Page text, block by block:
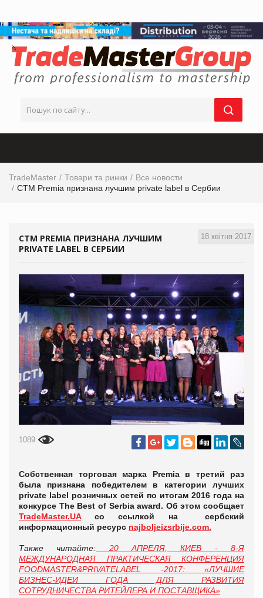
TradeMaster Товари та ринки
Все новости
СТМ Premia признана лучшим private label в Сербии
18 квітня 2017
СТМ PREMIA ПРИЗНАНА ЛУЧШИМ
PRIVATE LABEL В СЕРБИИ
1089
Собственная торговая марка Premia в третий раз
была признана победителем в категории лучших
private label розничных сетей по итогам 2016 года на
конкурсе The Best of Serbia award. Об этом сообщает
TradeMaster.UAсо ссылкой на сербский
информационный ресурс najboljeizsrbije.com.
Также читайте: 20 АПРЕЛЯ, КИЕВ - 8-Я
МЕЖДУНАРОДНАЯ ПРАКТИЧЕСКАЯ КОНФЕРЕНЦИЯ
FOODMASTER&PRIVATELABEL -2017: «ЛУЧШИЕ
БИЗНЕС-ИДЕИ ГОДА ДЛЯ РАЗВИТИЯ
СОТРУДНИЧЕСТВА РИТЕЙЛЕРА И ПОСТАВЩИКА»